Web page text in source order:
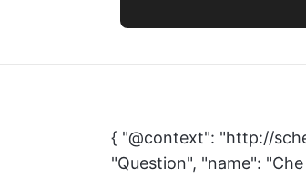
{ "@context": "http://
"Question", "name":